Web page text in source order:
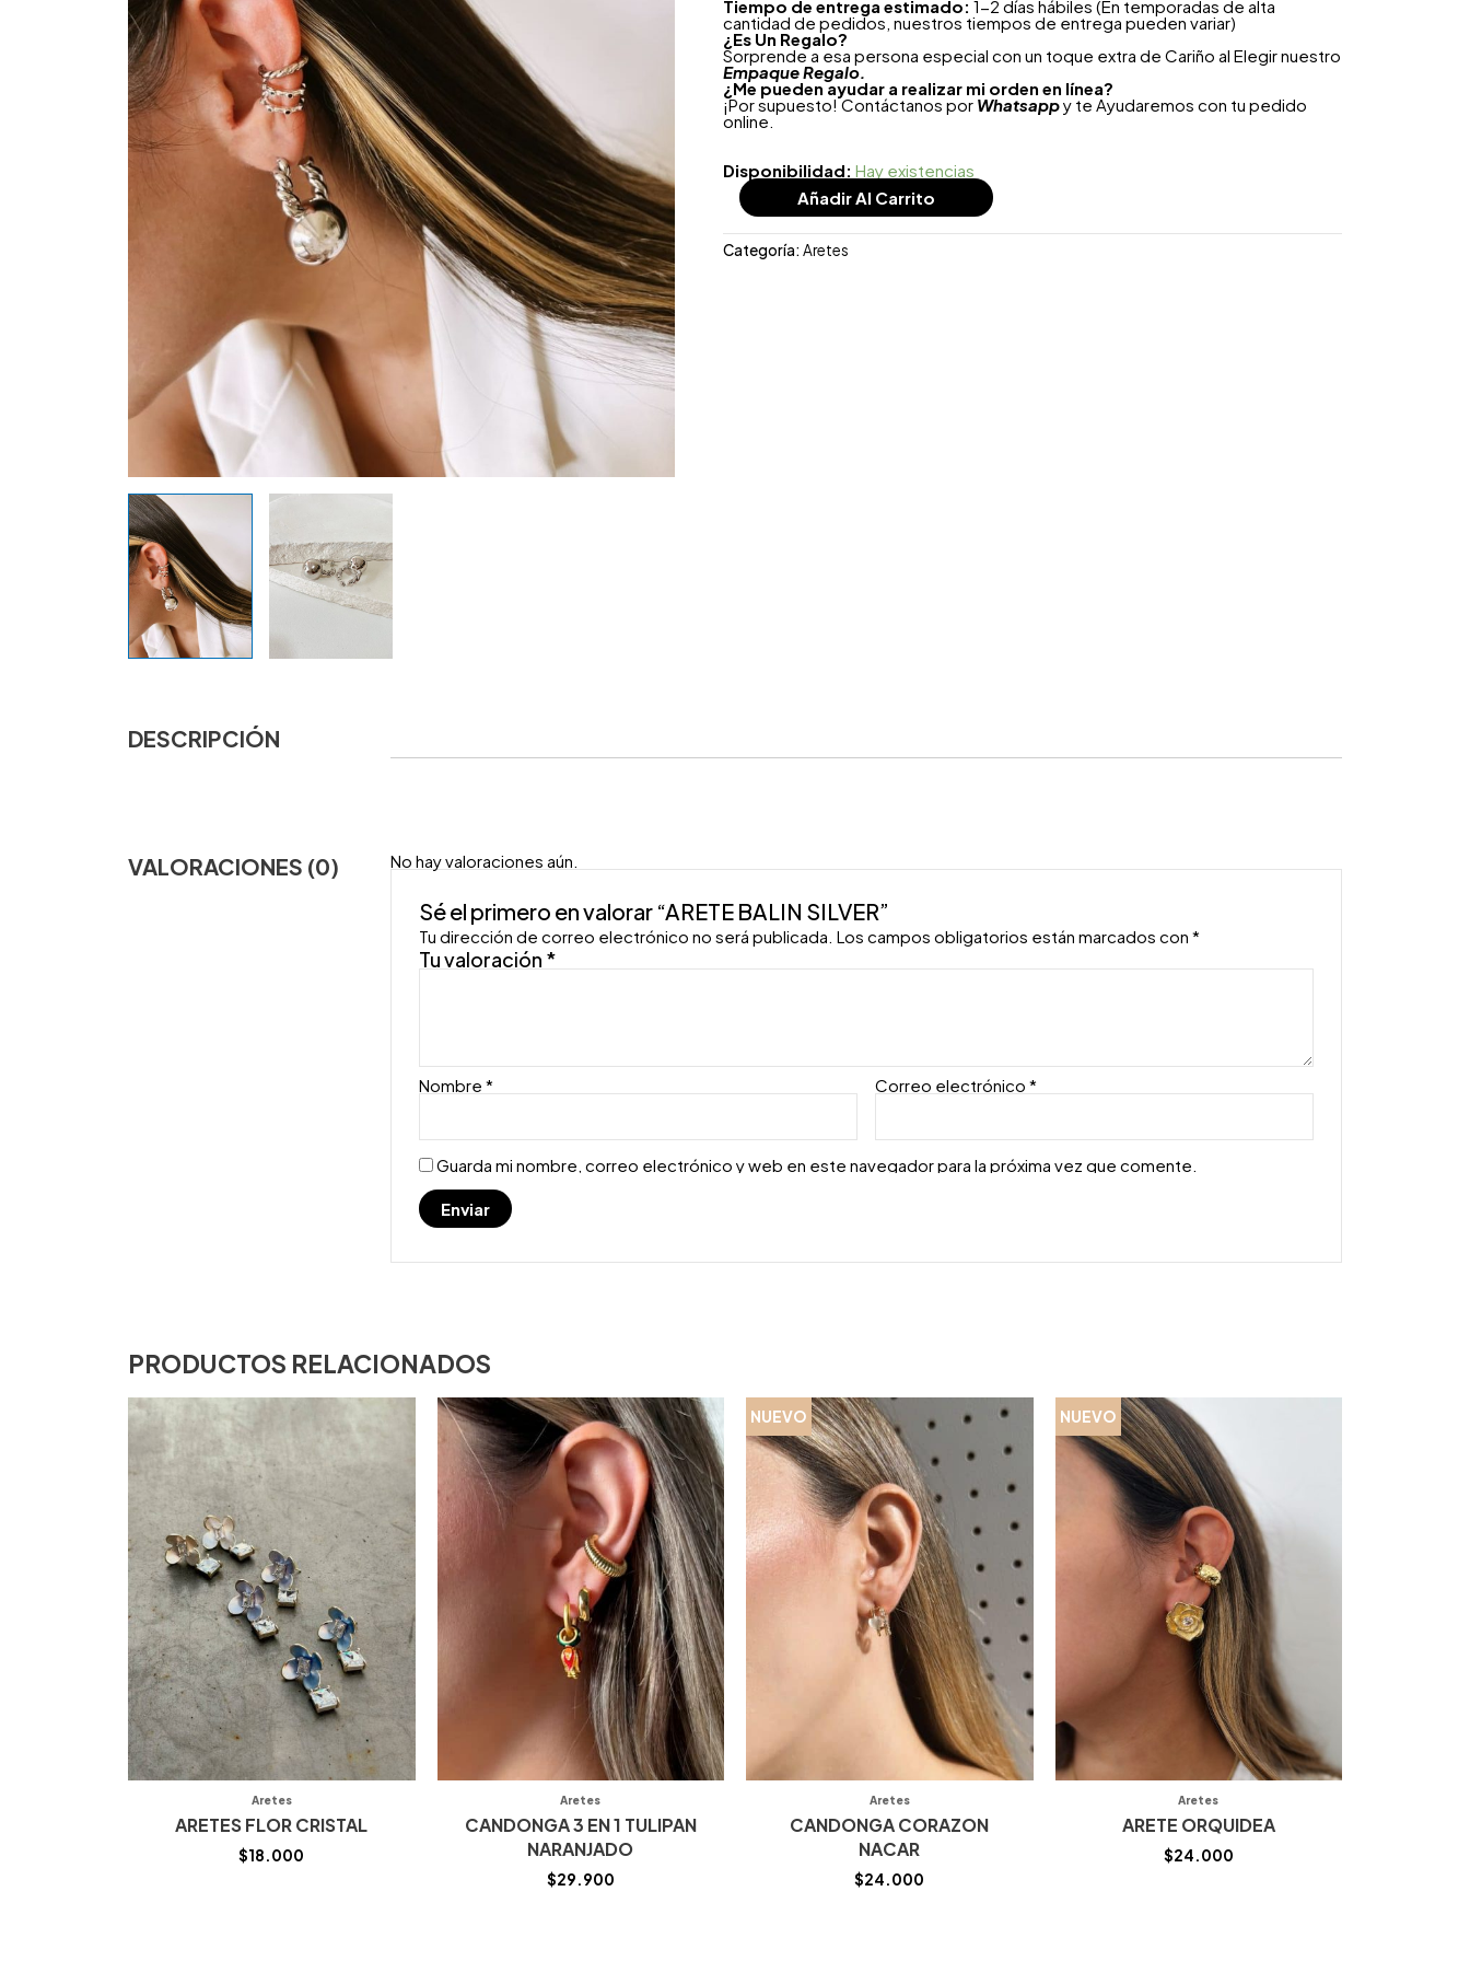
Tiempo de entrega estimado: 1-2 días hábiles (En temporadas de alta
cantidad de pedidos, nuestros tiempos de entrega pueden variar)
¿ Es Un Regalo?
Sorprende a esa persona especial con un toque extra de Cariño al Elegir nuestro
Empaque Regalo.
¿Me pueden ayudar a realizar mi orden en línea?
¡Por supuesto! Contáctanos por Whatsappy te Ayudaremos con tu pedido
online.
Disponibilidad: Hay existencias
Añadir Al Carrito
Categoría: Aretes
DESCRIPCIÓN
VALORACIONES (0) No hay valoraciones aún.
Sé el primero en valorar “ARETE BALIN SILVER”
Tu dirección de correo electrónico no será publicada. Los campos obligatorios están marcados con*
Tu valoración *
Nombre* Correo electrónico*
Guarda mi nombre, correo electrónico y web en este navegador para la próxima vez que comente.
PRODUCTOS RELACIONADOS
Aretes
ARETES FLOR CRISTAL
$18.000
Aretes
CANDONGA 3 EN 1 TULIPAN
NARANJADO
$29.900
NUEVO
Aretes
CANDONGA CORAZON
NACAR
$24.000
NUEVO
Aretes
ARETE ORQUIDEA
$24.000